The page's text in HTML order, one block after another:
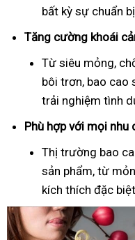
bất kỳ sự chuẩn
Tăng cường khoái
Từ siêu mỏng,
bôi trơn, bao cao
trải nghiệm tình
Phù hợp với mọi nhu
Thị trường bao
sản phẩm, từ
kích thích đặc